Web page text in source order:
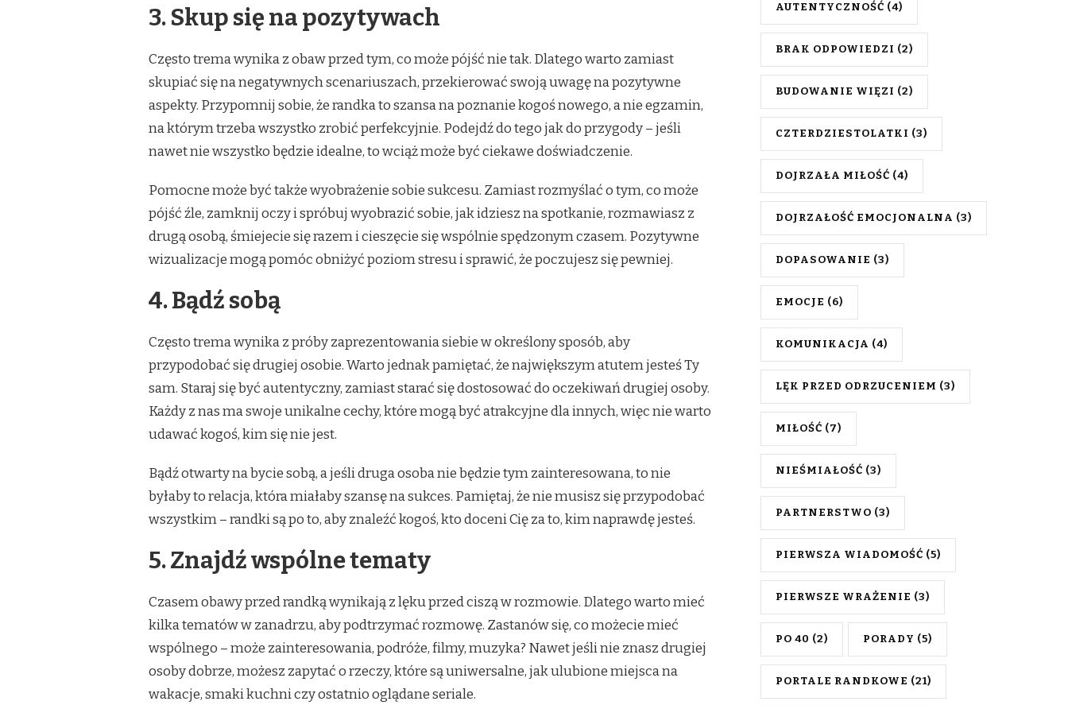
3. Skup się na pozytywach
Często trema wynika z obaw przed tym, co może pójść nie tak. Dlatego warto zamiast
skupiać się na negatywnych scenariuszach, przekierować swoją uwagę na pozytywne
aspekty. Przypomnij sobie, że randka to szansa na poznanie kogoś nowego, a nie egzamin,
na którym trzeba wszystko zrobić perfekcyjnie. Podejdź do tego jak do przygody – jeśli
nawet nie wszystko będzie idealne, to wciąż może być ciekawe doświadczenie.
Pomocne może być także wyobrażenie sobie sukcesu. Zamiast rozmyślać o tym, co może
pójść źle, zamknij oczy i spróbuj wyobrazić sobie, jak idziesz na spotkanie, rozmawiasz z
drugą osobą, śmiejecie się razem i cieszęcie się wspólnie spędzonym czasem. Pozytywne
wizualizacje mogą pomóc obniżyć poziom stresu i sprawić, że poczujesz się pewniej.
4. Bądź sobą
Często trema wynika z próby zaprezentowania siebie w określony sposób, aby
przypodobać się drugiej osobie. Warto jednak pamiętać, że największym atutem jesteś Ty
sam. Staraj się być autentyczny, zamiast starać się dostosować do oczekiwań drugiej osoby.
Każdy z nas ma swoje unikalne cechy, które mogą być atrakcyjne dla innych, więc nie warto
udawać kogoś, kim się nie jest.
Bądź otwarty na bycie sobą, a jeśli druga osoba nie będzie tym zainteresowana, to nie
byłaby to relacja, która miałaby szansę na sukces. Pamiętaj, że nie musisz się przypodobać
wszystkim – randki są po to, aby znaleźć kogoś, kto doceni Cię za to, kim naprawdę jesteś.
5. Znajdź wspólne tematy
Czasem obawy przed randką wynikają z lęku przed ciszą w rozmowie. Dlatego warto mieć
kilka tematów w zanadrzu, aby podtrzymać rozmowę. Zastanów się, co możecie mieć
wspólnego – może zainteresowania, podróże, filmy, muzyka? Nawet jeśli nie znasz drugiej
osoby dobrze, możesz zapytać o rzeczy, które są uniwersalne, jak ulubione miejsca na
wakacje, smaki kuchni czy ostatnio oglądane seriale.
AUTENTYCZNOŚĆ (4)
BRAK ODPOWIEDZI (2)
BUDOWANIE WIĘZI (2)
CZTERDZIESTOLATKI (3)
DOJRZAŁA MIŁOŚĆ (4)
DOJRZAŁOŚĆ EMOCJONALNA (3)
DOPASOWANIE (3)
EMOCJE (6)
KOMUNIKACJA (4)
LĘK PRZED ODRZUCENIEM (3)
MIŁOŚĆ (7)
NIEŚMIAŁOŚĆ (3)
PARTNERSTWO (3)
PIERWSZA WIADOMOŚĆ (5)
PIERWSZE WRAŻENIE (3)
PO 40 (2) PORADY (5)
PORTALE RANDKOWE (21)